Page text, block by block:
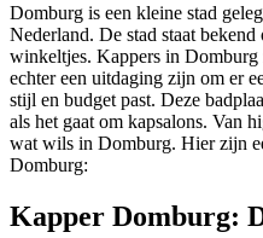
Domburg is een kleine stad
Nederland. De stad staat
winkeltjes. Kappers in
echter een uitdaging zijn om er
stijl en budget past. Deze
als het gaat om kapsalons. Van
wat wils in Domburg. Hier zijn
Domburg:
Kapper Domburg: